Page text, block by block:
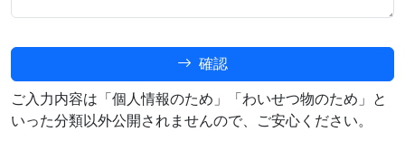
確認
ご入力内容は「個人情報のため」「わいせつ物のため」と
いった分類以外公開されませんので、ご安心ください。